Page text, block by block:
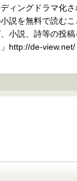
ィングドラマ化
説を無料で読むこ
小説、詩等の投稿
http://de-view.net/